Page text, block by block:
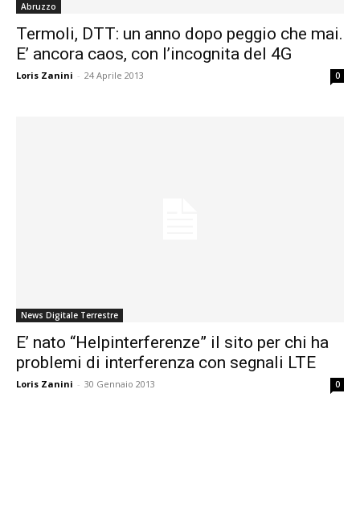
Abruzzo
Termoli, DTT: un anno dopo peggio che mai.
E’ ancora caos, con l’incognita del 4G
Loris Zanini - 24 Aprile 2013 0
News Digitale Terrestre
E’ nato “Helpinterferenze” il sito per chi ha
problemi di interferenza con segnali LTE
Loris Zanini - 30 Gennaio 2013 0